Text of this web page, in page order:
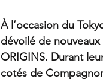
À l’occasion du
dévoilé de nouveaux
ORIGINS. Durant
cotés de